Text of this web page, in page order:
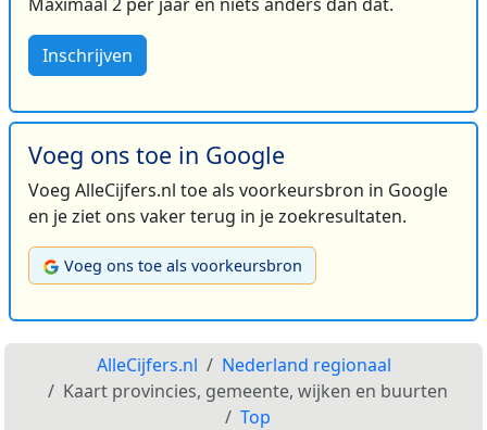
Inschrijven
Voeg ons toe in Google
Voeg AlleCijfers.nl toe als voorkeursbron in Google
en je ziet ons vaker terug in je zoekresultaten.
Voeg ons toe als voorkeursbron
AlleCijfers.nl
Nederland regionaal
Kaart provincies, gemeente, wijken en buurten
Top